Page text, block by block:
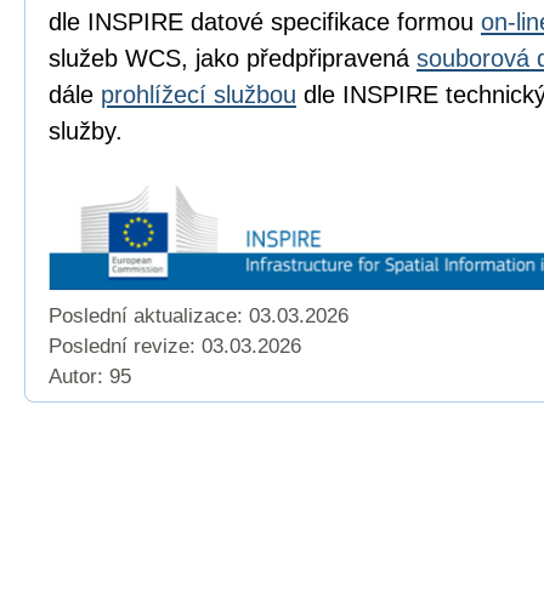
dle INSPIRE datové specifikace formou on-
služeb WCS, jako předpřipravená souborová
dále prohlížecí službou dle INSPIRE
služby.
Poslední aktualizace: 03.03.2026
Poslední revize: 03.03.2026
Autor: 95